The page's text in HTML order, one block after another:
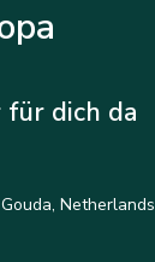
dich da
Netherlands